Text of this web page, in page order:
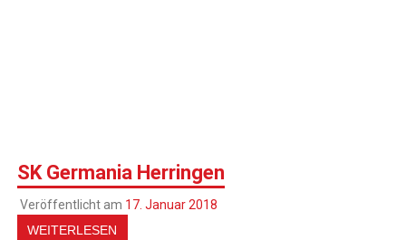
SK Germania Herringen
Veröffentlicht am 17. Januar 2018
WEITERLESEN